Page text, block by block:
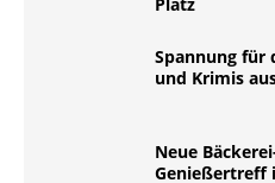
Platz
Spannung für
und Krimis
Neue
Genießertreff